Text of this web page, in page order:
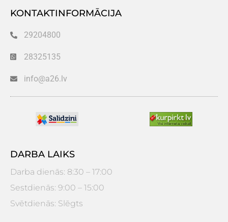
KONTAKTINFORMĀCIJA
29204800
28325135
info@a26.lv
DARBA LAIKS
Darba dienās: 8:30 – 17:00
Sestdienās: 9:00 – 15:00
Svētdienās: Slēgts